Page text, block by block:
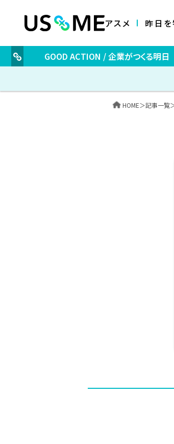
アスメ 昨日を
GOOD ACTION / 企業がつくる明日
HOME＞記事一覧